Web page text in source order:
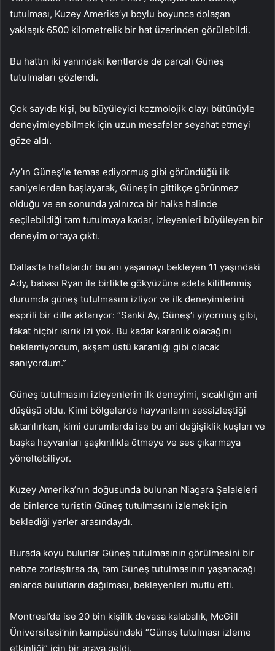
tutulması, Kuzey Amerika’yı boylu boyunca dolaşan
yaklaşık 6500 kilometrelik bir hat üzerinden görülebildi.
Bu hattın iki yanındaki kentlerde de parçalı Güneş
tutulmaları gözlendi.
Çok sayıda kişi, bu büyüleyici kozmolojik olayı bütünüyle
deneyimleyebilmek için uzun mesafeler seyahat etmeyi
göze aldı.
Ay’ın Güneş’le temas ediyormuş gibi göründüğü ilk
saniyelerden başlayarak, Güneş’in gittikçe görünmez
olduğu ve en sonunda yalnızca bir halka halinde
seçilebildiği tam tutulmaya kadar, izleyenleri büyüleyen bir
deneyim ortaya çıktı.
Dallas’ta haftalardır bu anı yaşamayı bekleyen 11 yaşındaki
Ady, babası Ryan ile birlikte gökyüzüne adeta kilitlenmiş
durumda güneş tutulmasını izliyor ve ilk deneyimlerini
esprili bir dille aktarıyor: “Sanki Ay, Güneş’i yiyormuş gibi,
fakat hiçbir ısırık izi yok. Bu kadar karanlık olacağını
beklemiyordum, akşam üstü karanlığı gibi olacak
sanıyordum.”
Güneş tutulmasını izleyenlerin ilk deneyimi, sıcaklığın ani
düşüşü oldu. Kimi bölgelerde hayvanların sessizleştiği
aktarılırken, kimi durumlarda ise bu ani değişiklik kuşları ve
başka hayvanları şaşkınlıkla ötmeye ve ses çıkarmaya
yöneltebiliyor.
Kuzey Amerika’nın doğusunda bulunan Niagara Şelaleleri
de binlerce turistin Güneş tutulmasını izlemek için
beklediği yerler arasındaydı.
Burada koyu bulutlar Güneş tutulmasının görülmesini bir
nebze zorlaştırsa da, tam Güneş tutulmasının yaşanacağı
anlarda bulutların dağılması, bekleyenleri mutlu etti.
Montreal’de ise 20 bin kişilik devasa kalabalık, McGill
Üniversitesi’nin kampüsündeki “Güneş tutulması izleme
etkinliği” için bir araya geldi.